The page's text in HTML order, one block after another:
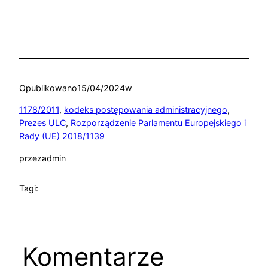
Opublikowano15/04/2024w
1178/2011, kodeks postępowania administracyjnego
Prezes ULC, Rozporządzenie Parlamentu Europejskiego i
Rady (UE) 2018/1139
przezadmin
Tagi:
Komentarze